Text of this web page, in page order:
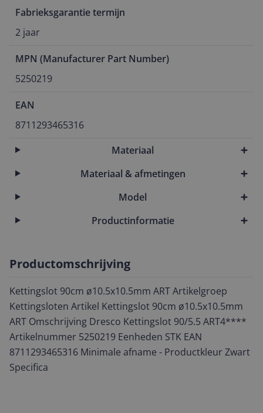
Fabrieksgarantie termijn
2 jaar
MPN (Manufacturer Part Number)
5250219
EAN
8711293465316
Materiaal
Materiaal & afmetingen
Model
Productinformatie
Productomschrijving
Kettingslot 90cm ø10.5x10.5mm ART Artikelgroep
Kettingsloten Artikel Kettingslot 90cm ø10.5x10.5mm
ART Omschrijving Dresco Kettingslot 90/5.5 ART4****
Artikelnummer 5250219 Eenheden STK EAN
8711293465316 Minimale afname - Productkleur Zwart
Specifica